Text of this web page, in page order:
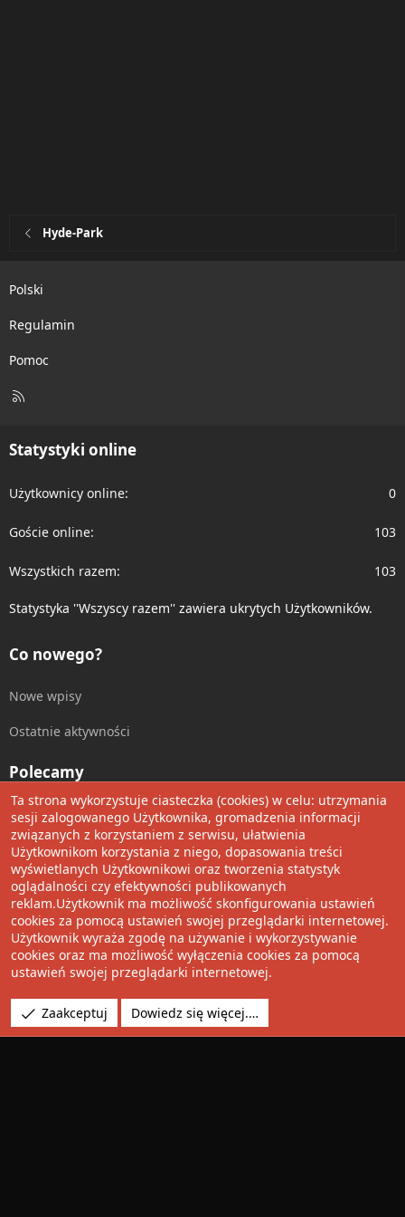
Hyde-Park
Polski
Regulamin
Pomoc
R
Statystyki online
Użytkownicy online 0
Goście online 103
Wszystkich razem 103
Statystyka ''Wszyscy razem'' zawiera ukrytych Użytkowników.
Co nowego?
Nowe wpisy
Ostatnie aktywności
Polecamy
Wolnościowe cytaty
Udostępnij
Facebook
TwitterRedditPinterest
TumblrWhatsApp
Umieść Link
Community platform by XenForo® © 2010-2022 XenForo Ltd.
Pixel Exit
Tłumaczenie wykonane przezXboxForum.pl
via s9e/MediaSites
Ta strona wykorzystuje ciasteczka (cookies) w celu: utrzymania
sesji zalogowanego Użytkownika, gromadzenia informacji
związanych z korzystaniem z serwisu, ułatwienia
Użytkownikom korzystania z niego, dopasowania treści
wyświetlanych Użytkownikowi oraz tworzenia statystyk
oglądalności czy efektywności publikowanych
reklam.Użytkownik ma możliwość skonfigurowania ustawień
cookies za pomocą ustawień swojej przeglądarki internetowej.
Użytkownik wyraża zgodę na używanie i wykorzystywanie
cookies oraz ma możliwość wyłączenia cookies za pomocą
ustawień swojej przeglądarki internetowej.
Zaakceptuj Dowiedz się więcej.…